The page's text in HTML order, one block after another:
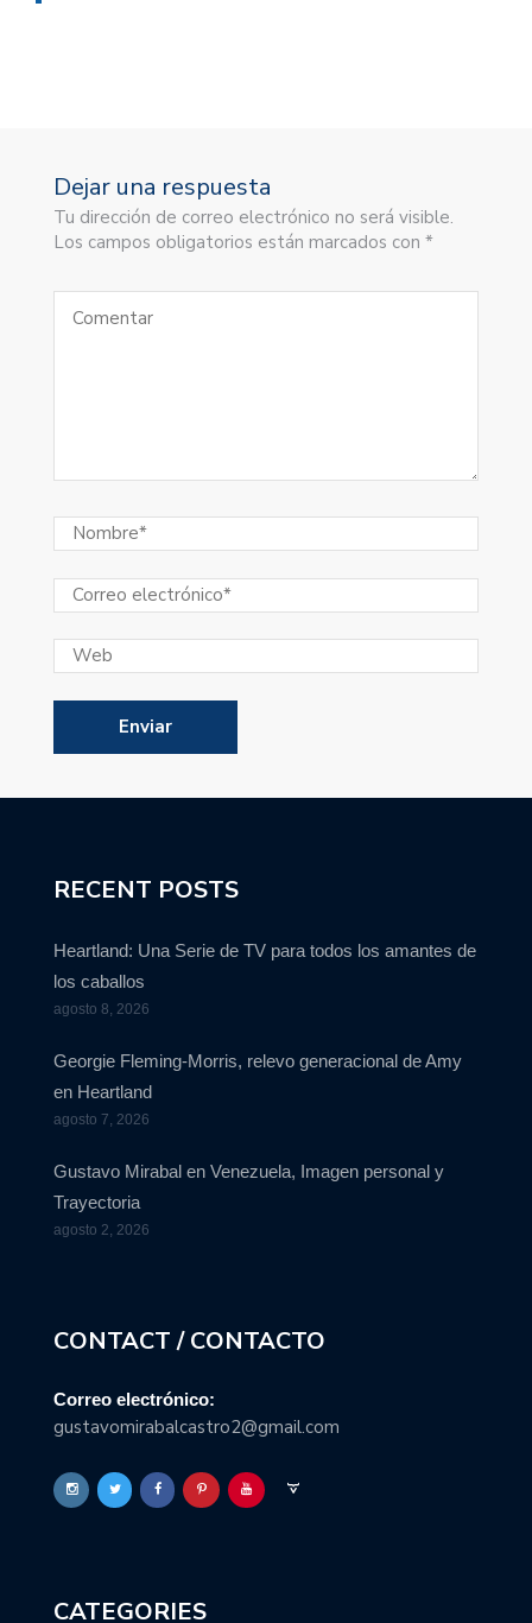
Dejar una respuesta
Tu dirección de correo electrónico no será visible.
Los campos obligatorios están marcados con *
RECENT POSTS
Heartland: Una Serie de TV para todos los amantes de
los caballos
agosto 8, 2026
Georgie Fleming-Morris, relevo generacional de Amy
en Heartland
agosto 7, 2026
Gustavo Mirabal en Venezuela, Imagen personal y
Trayectoria
agosto 2, 2026
CONTACT / CONTACTO
Correo electrónico:
gustavomirabalcastro2@gmail.com
CATEGORIES